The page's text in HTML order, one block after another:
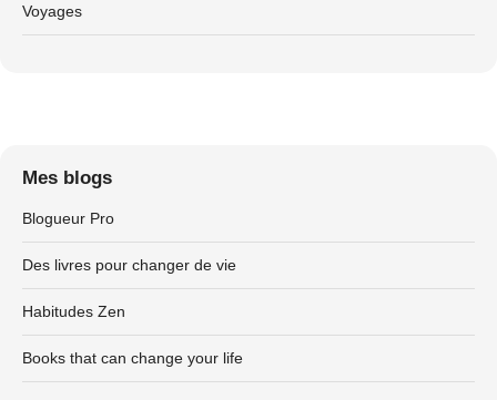
Voyages
Mes blogs
Blogueur Pro
Des livres pour changer de vie
Habitudes Zen
Books that can change your life